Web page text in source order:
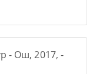
- Ош, 2017, -